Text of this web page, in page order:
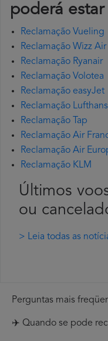
poderá
Reclamação Vueling
Reclamação Wizz Air
Reclamação Ryanair
Reclamação Volotea
Reclamação easyJet
Reclamação
Reclamação Tap
Reclamação Air
Reclamação Air
Reclamação KLM
Últimos
ou
> Leia todas as
Perguntas mais
✈️ Quando se pode